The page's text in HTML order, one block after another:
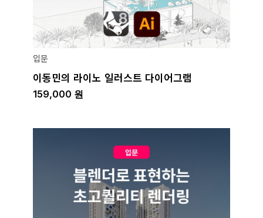
입문
이동민의 라이노 일러스트 다이어그램
159,000 원